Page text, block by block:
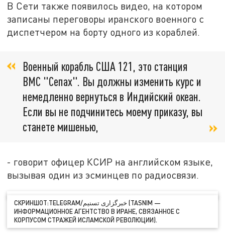
В Сети также появилось видео, на котором
записаны переговоры иранского военного с
диспетчером на борту одного из кораблей.
Военный корабль США 121, это станция
ВМС "Сепах". Вы должны изменить курс и
немедленно вернуться в Индийский океан.
Если вы не подчинитесь моему приказу, вы
станете мишенью,
- говорит офицер КСИР на английском языке,
вызывая один из эсминцев по радиосвязи.
СКРИНШОТ:TELEGRAM/خبرگزاری تسنیم (TASNIM —
ИНФОРМАЦИОННОЕ АГЕНТСТВО В ИРАНЕ, СВЯЗАННОЕ С
КОРПУСОМ СТРАЖЕЙ ИСЛАМСКОЙ РЕВОЛЮЦИИ).